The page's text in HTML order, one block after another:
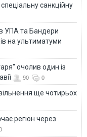
санкційну
УПА та Бандери
на ультиматуми
очолив один із
90 0
ще чотирьох
регіон через